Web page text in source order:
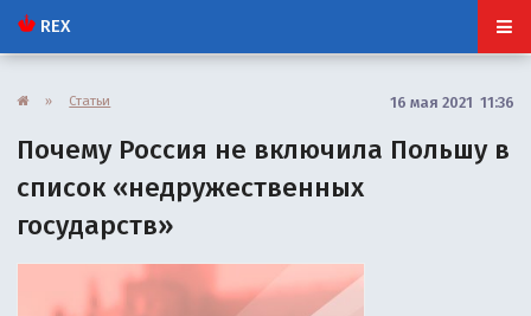
REX
» Статьи 16 мая 2021 11:36
Почему Россия не включила Польшу в
список «недружественных
государств»